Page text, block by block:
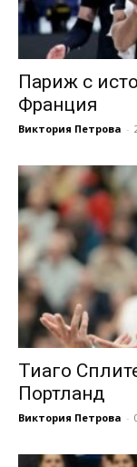
Париж с
Франция
Виктория Петрова -
Тиаго
Портланд
Виктория Петрова -